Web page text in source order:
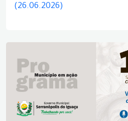
(26.06.2026)